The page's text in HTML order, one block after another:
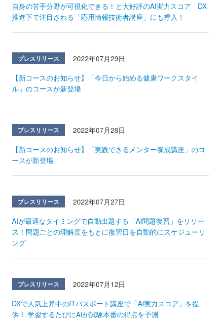
自身の苦手分野が可視化できる！と大好評のAI実力スコア DX
推進下で注目される「応用情報技術者講座」にも導入！
プレスリリース
2022年07月29日
【新コースのお知らせ】「今日から始める健康ワークスタイ
ル」のコースが新登場
プレスリリース
2022年07月28日
【新コースのお知らせ】「実践できるメンター養成講座」のコ
ースが新登場
プレスリリース
2022年07月27日
AIが最適なタイミングで自動出題する「AI問題復習」をリリー
ス！問題ごとの理解度をもとに復習日を自動的にスケジューリ
ング
プレスリリース
2022年07月12日
DXで人気上昇中のITパスポート講座で「AI実力スコア」を提
供！ 学習するたびにAIが試験本番の得点を予測